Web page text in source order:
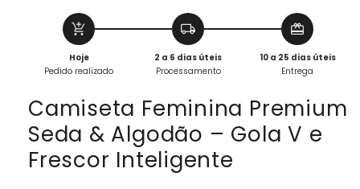
add_shopping_cart
Hoje
Pedido realizado
local_shipping
2 a 6 dias úteis
Processamento
redeem
10 a 25 dias úteis
Entrega
Camiseta Feminina Premium
Seda & Algodão – Gola V e
Frescor Inteligente